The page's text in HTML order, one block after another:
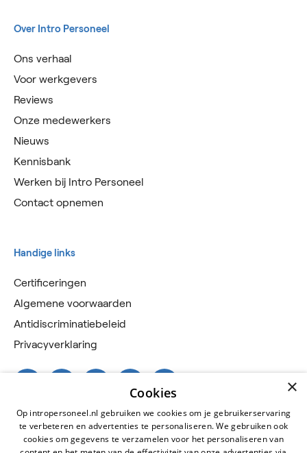
Over Intro Personeel
Ons verhaal
Voor werkgevers
Reviews
Onze medewerkers
Nieuws
Kennisbank
Werken bij Intro Personeel
Contact opnemen
Handige links
Certificeringen
Algemene voorwaarden
Antidiscriminatiebeleid
Privacyverklaring
×
Cookies
Op intropersoneel.nl gebruiken we cookies om je gebruikerservaring
te verbeteren en advertenties te personaliseren. We gebruiken ook
cookies om gegevens te verzamelen voor het personaliseren van